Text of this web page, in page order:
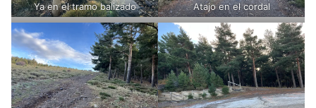
Ya en el tramo balizado Atajo en el cordal